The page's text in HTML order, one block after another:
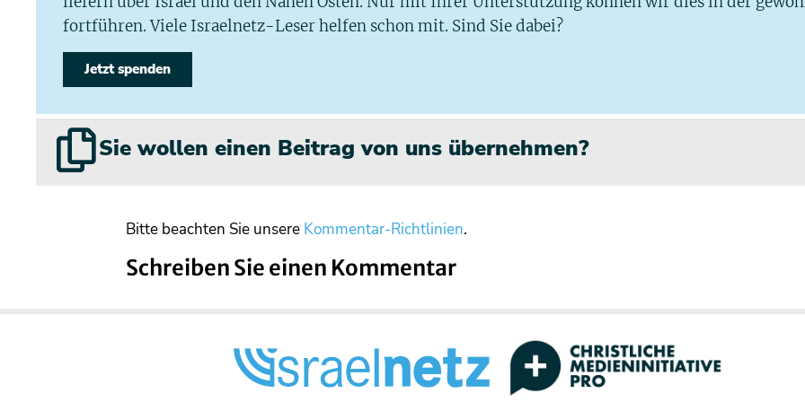
fortführen. Viele Israelnetz-Leser helfen schon mit. Sind Sie dabei?
Jetzt spenden
Sie wollen einen Beitrag von uns übernehmen?
Bitte beachten Sie unsere Kommentar-Richtlinien.
Schreiben Sie einen Kommentar